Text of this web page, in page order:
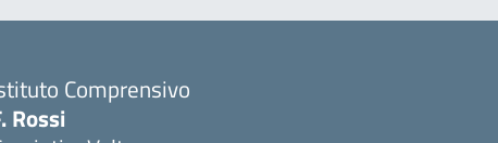
Comprensivo
Rossi